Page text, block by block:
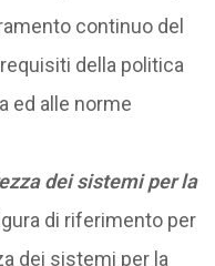
continuo del
della politica
ed alle norme
dei sistemi per la
di riferimento per
dei sistemi per la